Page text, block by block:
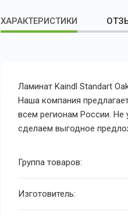
ХАРАКТЕРИСТИКИ
Ламинат Kaindl Standart
Наша компания
всем регионам России. Не
сделаем выгодное
Группа товаров:
Изготовитель: